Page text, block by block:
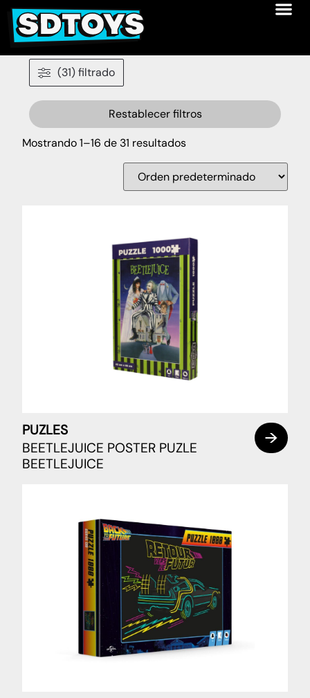
(31) filtrado
Restablecer filtros
Mostrando 1–16 de 31 resultados
PUZLES
BEETLEJUICE POSTER PUZLE
BEETLEJUICE